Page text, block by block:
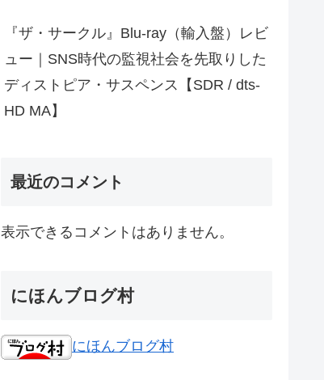
『ザ・サークル』Blu-ray（輸入盤）レビ
ュー｜SNS時代の監視社会を先取りした
ディストピア・サスペンス【SDR / dts-
HD MA】
最近のコメント
表示できるコメントはありません。
にほんブログ村
にほんブログ村